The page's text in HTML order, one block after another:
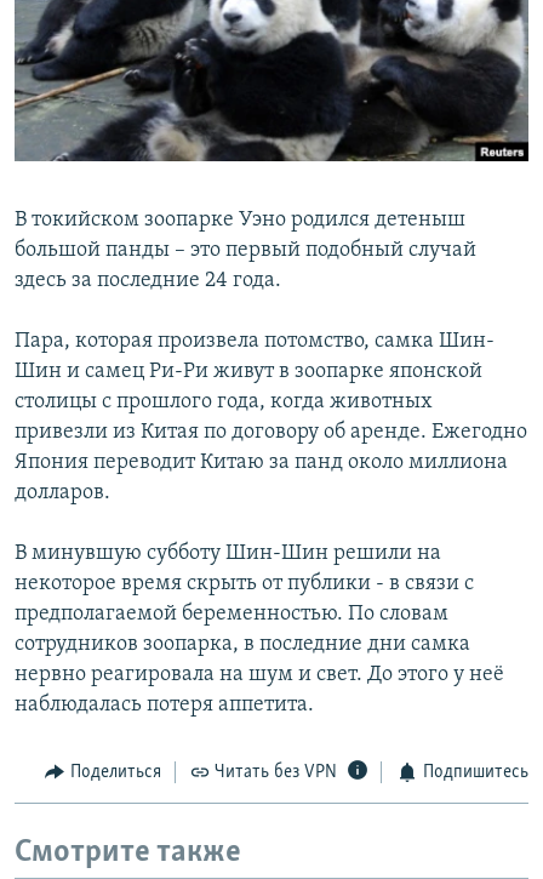
РАСПИСАНИЕ ВЕЩАНИЯ
ПОДПИШИТЕСЬ НА РАССЫЛКУ
СОЦИАЛЬНЫЕ СЕТИ
Все сайты РСЕ/РС
В токийском зоопарке Уэно родился детеныш
большой панды – это первый подобный случай
здесь за последние 24 года.
Пара, которая произвела потомство, самка Шин-
Шин и самец Ри-Ри живут в зоопарке японской
столицы с прошлого года, когда животных
привезли из Китая по договору об аренде. Ежегодно
Япония переводит Китаю за панд около миллиона
долларов.
В минувшую субботу Шин-Шин решили на
некоторое время скрыть от публики - в связи с
предполагаемой беременностью. По словам
сотрудников зоопарка, в последние дни самка
нервно реагировала на шум и свет. До этого у неё
наблюдалась потеря аппетита.
Поделиться Читать без VPN Подпишитесь
Смотрите также